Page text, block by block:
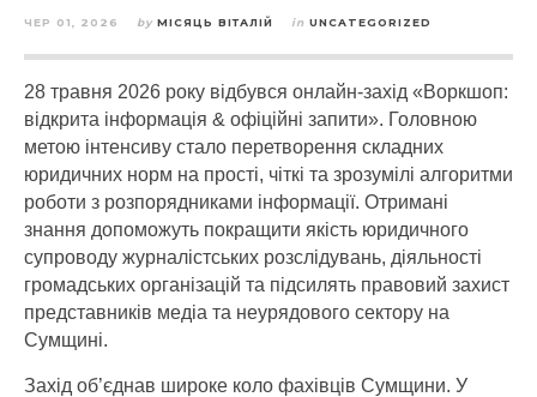
ЧЕР 01, 2026 by МІСЯЦЬ ВІТАЛІЙ in UNCATEGORIZED
28 травня 2026 року відбувся онлайн-захід «Воркшоп:
відкрита інформація & офіційні запити». Головною
метою інтенсиву стало перетворення складних
юридичних норм на прості, чіткі та зрозумілі алгоритми
роботи з розпорядниками інформації. Отримані
знання допоможуть покращити якість юридичного
супроводу журналістських розслідувань, діяльності
громадських організацій та підсилять правовий захист
представників медіа та неурядового сектору на
Сумщині.
Захід об’єднав широке коло фахівців Сумщини. У